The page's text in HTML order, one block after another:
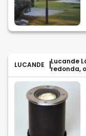
LUCANDE
Lucande
redonda,